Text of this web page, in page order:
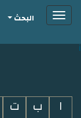
i
Toggleالبحث
ا ب ت